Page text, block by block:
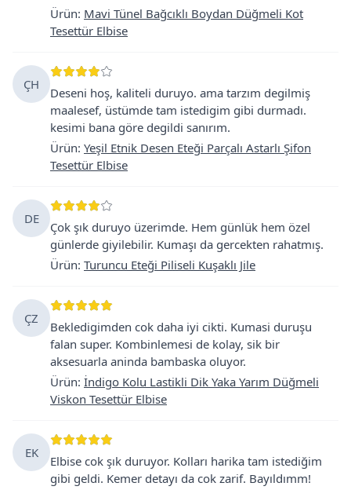
Ürün: Mavi Tünel Bağcıklı Boydan Düğmeli Kot
Tesettür Elbise
ÇH
Deseni hoş, kaliteli duruyo. ama tarzım degilmiş
maalesef, üstümde tam istedigim gibi durmadı.
kesimi bana göre degildi sanırım.
Ürün: Yeşil Etnik Desen Eteği Parçalı Astarlı Şifon
Tesettür Elbise
DE
Çok şık duruyo üzerimde. Hem günlük hem özel
günlerde giyilebilir. Kumaşı da gercekten rahatmış.
Ürün: Turuncu Eteği Piliseli Kuşaklı Jile
ÇZ
Bekledigimden cok daha iyi cikti. Kumasi duruşu
falan super. Kombinlemesi de kolay, sik bir
aksesuarla aninda bambaska oluyor.
Ürün: İndigo Kolu Lastikli Dik Yaka Yarım Düğmeli
Viskon Tesettür Elbise
EK
Elbise cok şık duruyor. Kolları harika tam istediğim
gibi geldi. Kemer detayı da cok zarif. Bayıldımm!